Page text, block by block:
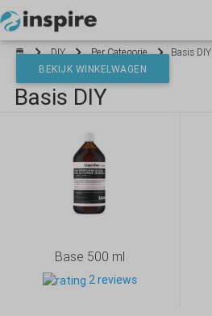
BEKIJK WINKELWAGEN
DIY Per Categorie Basis DIY
Basis DIY
Base 500 ml
2 reviews